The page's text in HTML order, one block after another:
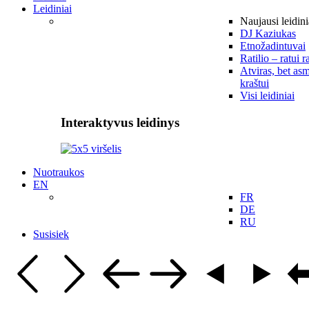
Leidiniai
Naujausi
DJ Kaziukas
Etnožadintuvai
Ratilio – ratui
Atviras, bet
kraštui
Visi leidiniai
Interaktyvus leidinys
Nuotraukos
EN
FR
DE
RU
Susisiek